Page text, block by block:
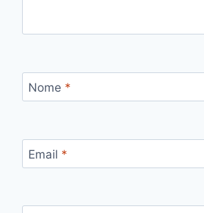
Nome *
Email *